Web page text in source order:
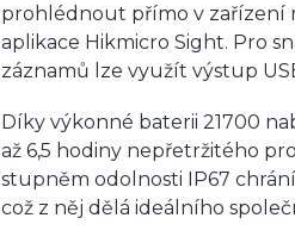
prohlédnout přímo v zařízení
aplikace Hikmicro Sight. Pro
záznamů lze využít výstup
Díky výkonné baterii 21700
až 6,5 hodiny nepřetržitého
stupněm odolnosti IP67
což z něj dělá ideálního